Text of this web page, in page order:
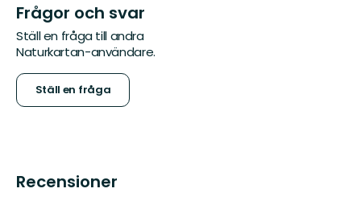
Frågor och svar
Ställ en fråga till andra
Naturkartan-användare.
Ställ en fråga
Recensioner